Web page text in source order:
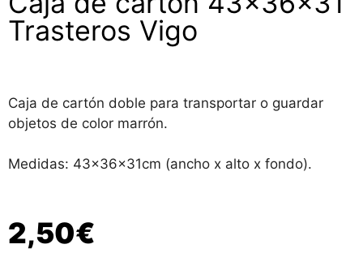
Trasteros Vigo
Caja de cartón doble para transportar o guardar
objetos de color marrón.
Medidas: 43x36x31cm (ancho x alto x fondo).
2,50€